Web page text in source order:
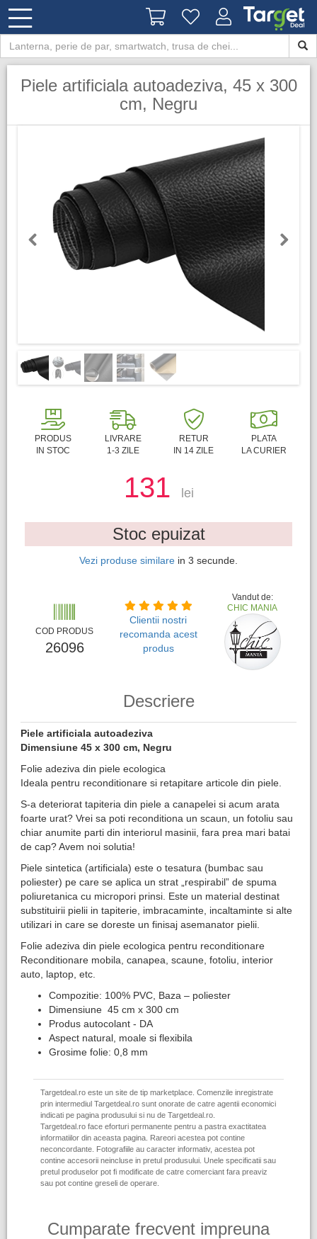
Piele artificiala autoadeziva, 45 x 300
cm, Negru
PRODUS
IN STOC
LIVRARE
1-3 ZILE
RETUR
IN 14 ZILE
PLATA
LA CURIER
131 lei
Stoc epuizat
Vezi produse similare in 3 secunde.
COD PRODUS
26096
Clientii nostri
recomanda acest
produs
Vandut de:
CHIC MANIA
Descriere
Piele artificiala autoadeziva
Dimensiune 45 x 300 cm, Negru
Folie adeziva din piele ecologica
Ideala pentru reconditionare si retapitare articole din piele.
S-a deteriorat tapiteria din piele a canapelei si acum arata
foarte urat? Vrei sa poti reconditiona un scaun, un fotoliu sau
chiar anumite parti din interiorul masinii, fara prea mari batai
de cap? Avem noi solutia!
Piele sintetica (artificiala) este o tesatura (bumbac sau
poliester) pe care se aplica un strat „respirabil” de spuma
poliuretanica cu micropori prinsi. Este un material destinat
substituirii pielii in tapiterie, imbracaminte, incaltaminte si alte
utilizari in care se doreste un finisaj asemanator pielii.
Folie adeziva din piele ecologica pentru reconditionare
Reconditionare mobila, canapea, scaune, fotoliu, interior
auto, laptop, etc.
Compozitie: 100% PVC, Baza – poliester
Dimensiune 45 cm x 300 cm
Produs autocolant - DA
Aspect natural, moale si flexibila
Grosime folie: 0,8 mm
Targetdeal.ro este un site de tip marketplace. Comenzile inregistrate
prin intermediul Targetdeal.ro sunt onorate de catre agentii economici
indicati pe pagina produsului si nu de Targetdeal.ro.
Targetdeal.ro face eforturi permanente pentru a pastra exactitatea
informatiilor din aceasta pagina. Rareori acestea pot contine
neconcordante. Fotografiile au caracter informativ, acestea pot
contine accesorii neincluse in pretul produsului. Unele specificatii sau
pretul produselor pot fi modificate de catre comerciant fara preaviz
sau pot contine greseli de operare.
Cumparate frecvent impreuna